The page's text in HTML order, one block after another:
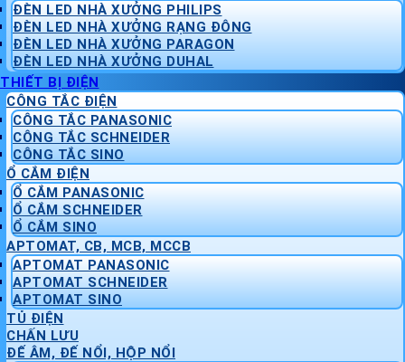
ĐÈN LED NHÀ XƯỞNG PHILIPS
ĐÈN LED NHÀ XƯỞNG RẠNG ĐÔNG
ĐÈN LED NHÀ XƯỞNG PARAGON
ĐÈN LED NHÀ XƯỞNG DUHAL
THIẾT BỊ ĐIỆN
CÔNG TẮC ĐIỆN
CÔNG TẮC PANASONIC
CÔNG TẮC SCHNEIDER
CÔNG TẮC SINO
Ổ CẮM ĐIỆN
Ổ CẮM PANASONIC
Ổ CẮM SCHNEIDER
Ổ CẮM SINO
APTOMAT, CB, MCB, MCCB
APTOMAT PANASONIC
APTOMAT SCHNEIDER
APTOMAT SINO
TỦ ĐIỆN
CHẤN LƯU
ĐẾ ÂM, ĐẾ NỔI, HỘP NỔI